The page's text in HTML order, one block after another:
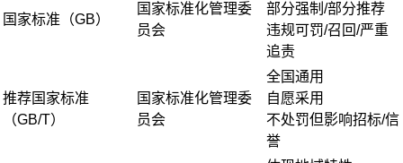
国家标准（GB）
国家标准化管理委
员会
部分强制/部分推荐
违规可罚/召回/严重
追责
推荐国家标准
（GB/T）
国家标准化管理委
员会
全国通用
自愿采用
不处罚但影响招标/信
誉